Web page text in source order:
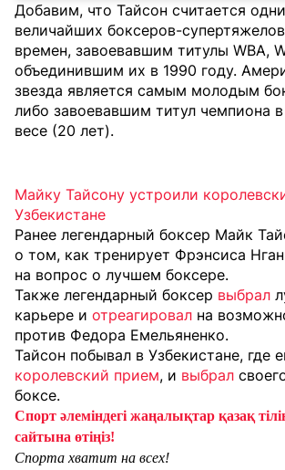
Добавим, что Тайсон считается
величайших боксеров-
времен, завоевавшим титулы WBA,
объединившим их в 1990 году.
звезда является самым молодым
либо завоевавшим титул чемпиона
весе (20 лет).
Майку Тайсону устроили
Узбекистане
Ранее легендарный боксер Майк
о том, как тренирует Фрэнсиса
на вопрос о лучшем боксере.
Также легендарный боксер выбрал
карьере и отреагировал на
против Федора Емельяненко.
Тайсон побывал в Узбекистане, где
королевский прием, и выбрал
боксе.
Спорт әлеміндегі жаңалықтар қазақ
сайтына өтіңіз!
Спорта хватит на всех!